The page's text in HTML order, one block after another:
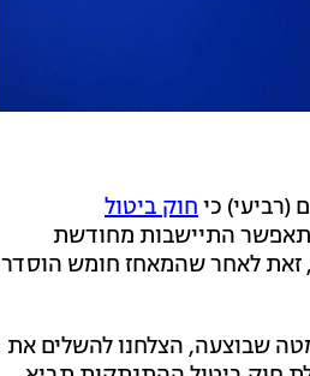
(רביעי) כיחוק ביטול
התיישבות מחודשת
זאת לאחר שהמאחז חומש הוסדר
שבוצעה, הצלחנו להשלים את